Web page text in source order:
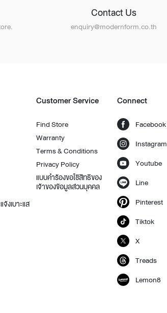
Contact Us
enquiry@modernform.co.th
งเบาะแส
Customer Service
Find Store
Warranty
Terms & Conditions
Privacy Policy
แบบคำร้องขอใช้สิทธิของ
เจ้าของข้อมูลส่วนบุคคล
Connect
Facebook
Instagram
Youtube
Line
Pinterest
Tiktok
X
Treads
Lemon8